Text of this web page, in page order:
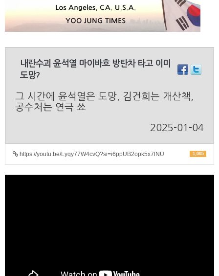
내란수괴 윤석열 마이바흐 방탄차 타고 이미
도망?
그 시간에 윤석열은 도망, 김건희는 개산책,
공수처는 연극 쑈
2025-01-04
1,005
https://youtu.be/Lyqy77W4cvQ?si=i6ppUB2opk5x7lNU